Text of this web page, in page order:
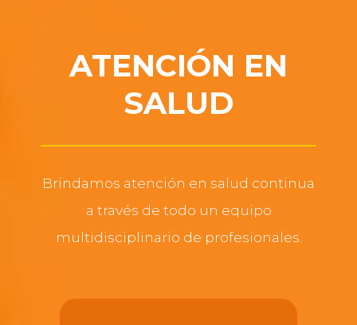
ATENCIÓN EN
SALUD
Brindamos atención en salud continua
a través de todo un equipo
multidisciplinario de profesionales.